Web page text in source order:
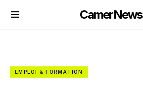
CamerNews
EMPLOI & FORMATION